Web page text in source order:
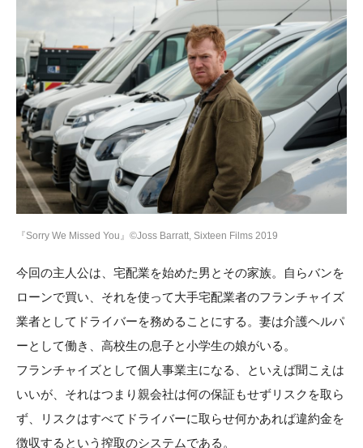
『Sorry We Missed You』©Joss Barratt, Sixteen Films 2019
今回の主人公は、宅配業を始めた男とその家族。自らバンを
ローンで買い、それを使って大手宅配業者のフランチャイズ
業者としてドライバーを務めることにする。妻は介護ヘルパ
ーとして働き、高校生の息子と小学生の娘がいる。
フランチャイズとして個人事業主になる、といえば聞こえは
いいが、それはつまり親会社は何の保証もせずリスクを取ら
ず、リスクはすべてドライバーに取らせ何かあれば違約金を
徴収するという搾取のシステムである。